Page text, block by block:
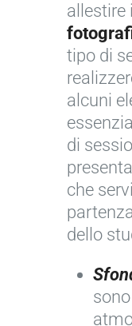
allestire
tipo di
alcuni
di
che
dello